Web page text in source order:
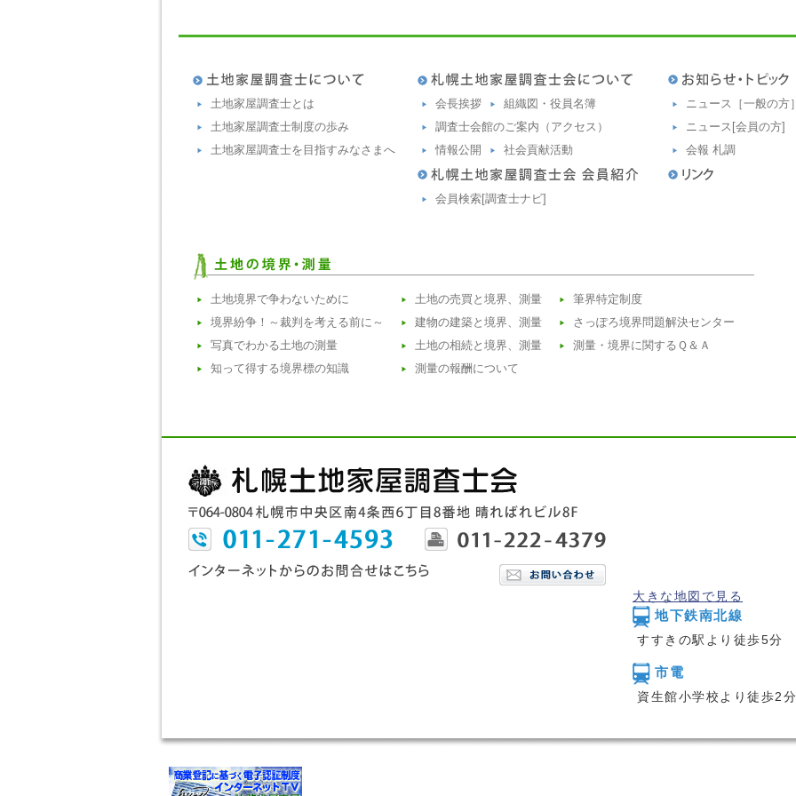
土地家屋調査士とは
土地家屋調査士制度の歩み
土地家屋調査士を目指すみなさまへ
会長挨拶
組織図・役員名簿
調査士会館のご案内（アクセス）
情報公開
社会貢献活動
会員検索[調査士ナビ]
ニュース［一般の方
ニュース[会員の方]
会報 札調
土地境界で争わないために
境界紛争！～裁判を考える前に～
写真でわかる土地の測量
知って得する境界標の知識
土地の売買と境界、測量
建物の建築と境界、測量
土地の相続と境界、測量
測量の報酬について
筆界特定制度
さっぽろ境界問題解決センター
測量・境界に関するＱ＆Ａ
大きな地図で見る
地下鉄南北線
すすきの駅より徒歩5分
市電
資生館小学校より徒歩2分